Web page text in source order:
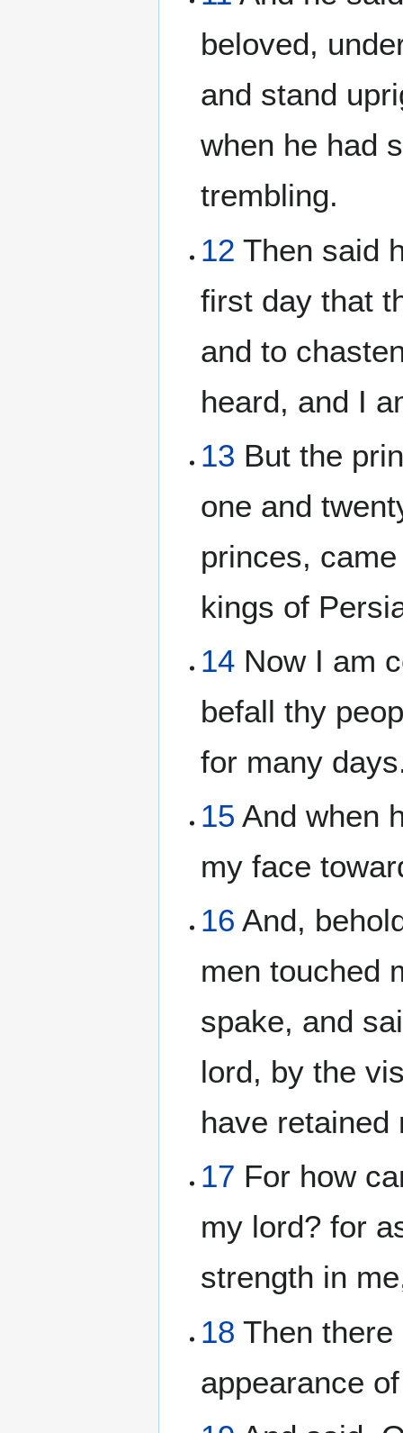
beloved,
and stand
when he had
trembling.
12 Then said
first day that
and to
heard, and I
13 But the
one and
princes,
kings of
14 Now I am
befall thy
for many
15 And when
my face
16 And,
men touched
spake, and
lord, by the
have retained
17 For how
my lord? for
strength in
18 Then
appearance